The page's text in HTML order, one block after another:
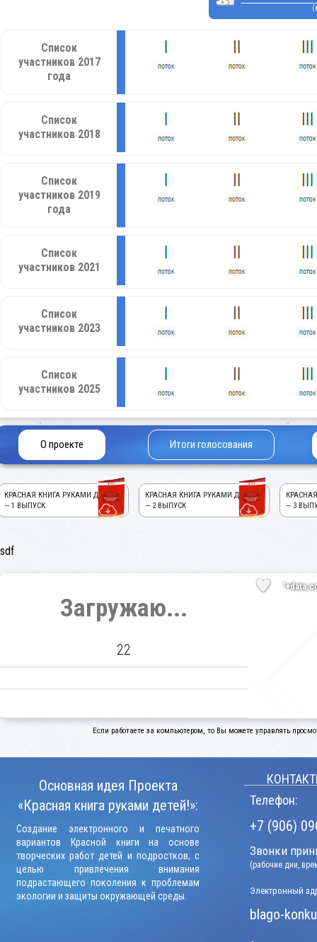
Список
участников 2017
года
Список
участников 2018
Список
участников 2019
года
Список
участников 2021
Список
участников 2023
Список
участников 2025
О проекте Итоги голосования
КРАСНАЯ КНИГА РУКАМИ ДЕТЕЙ!
— 1 ВЫПУСК
КРАСНАЯ КНИГА РУКАМИ ДЕТЕЙ!
— 2 ВЫПУСК
— 3
sdf
Загружаю...
22
Если работаете за компьютером, то Вы можете управлять
Основная идея Проекта
«Красная книга руками детей!»:
Создание электронного и печатного
вариантов Красной книги на основе
творческих работ детей и подростков, с
целью привлечения внимания
подрастающего поколения к проблемам
экологии и защиты окружающей среды.
Телефон:
+7 (906)
Звонки
(рабочие дни,
Электронный
blago-